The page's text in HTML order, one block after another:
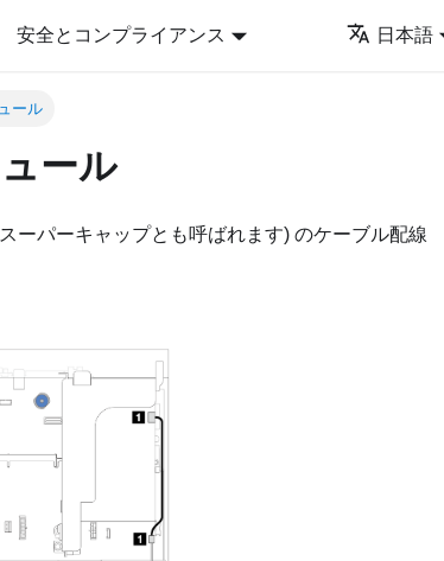
安全とコンプライアンス 日本語
ール
ール
ーパーキャップとも呼ばれます) のケーブル配線